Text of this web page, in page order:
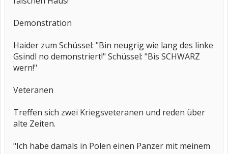
Demonstration
Haider zum Schüssel: "Bin neugrig wie lang des linke
Gsindl no demonstriert!" Schüssel: "Bis SCHWARZ
wern!"
Veteranen
Treffen sich zwei Kriegsveteranen und reden über
alte Zeiten.
"Ich habe damals in Polen einen Panzer mit meinem